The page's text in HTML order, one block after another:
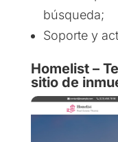
búsqueda;
Soporte y
Homelist –
sitio de